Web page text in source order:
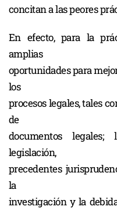
concitan a las peores
En efecto, para la
amplias
oportunidades para
los
procesos legales, tales
de
documentos
legislación,
precedentes
la
investigación y la